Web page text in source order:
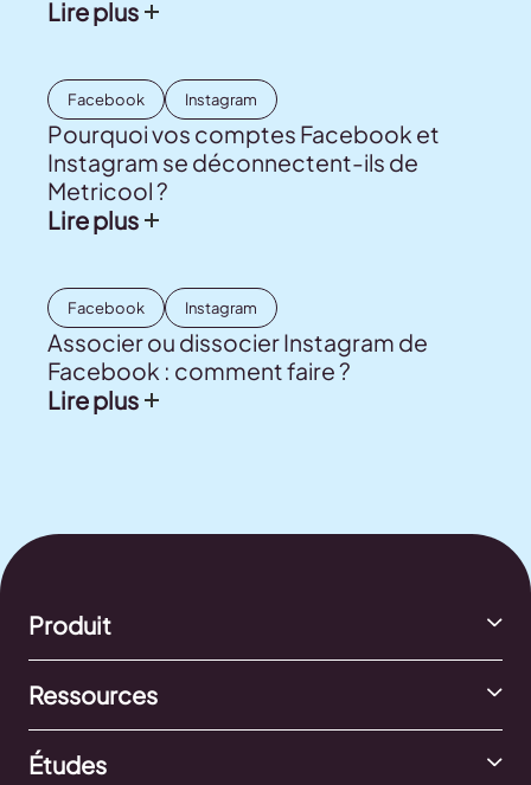
Lire plus
Facebook Instagram
Pourquoi vos comptes Facebook et
Instagram se déconnectent-ils de
Metricool ?
Lire plus
Facebook Instagram
Associer ou dissocier Instagram de
Facebook : comment faire ?
Lire plus
Produit
Ressources
Études